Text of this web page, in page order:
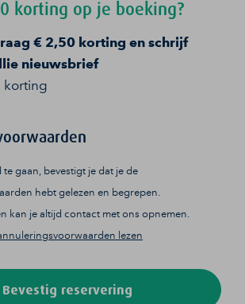
korting op je boeking?
€ 2,50 korting en schrijf
nieuwsbrief
korting
gaan, bevestigt je dat je de
hebt gelezen en begrepen.
kan je altijd contact met ons opnemen.
lezen
Bevestig reservering